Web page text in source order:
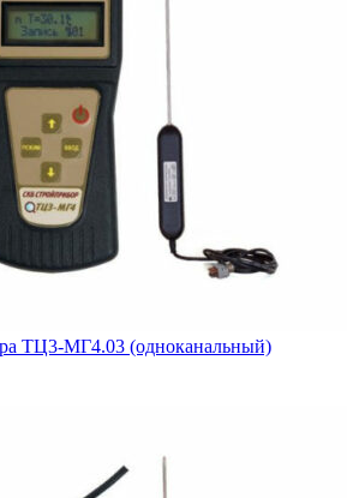
ТЦ3-МГ4.03 (одноканальный)